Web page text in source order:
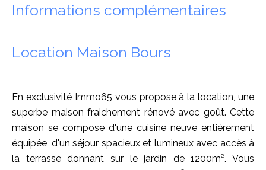
Informations complémentaires
Location Maison Bours
En exclusivité Immo65 vous propose à la location, une
superbe maison fraichement rénové avec goût. Cette
maison se compose d'une cuisine neuve entièrement
équipée, d'un séjour spacieux et lumineux avec accès à
la terrasse donnant sur le jardin de 1200m². Vous